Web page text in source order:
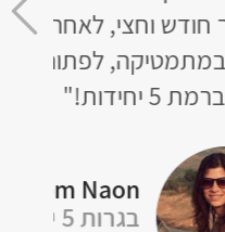
הצלחתי תוך חודש וחצי, לאחר ש-4 שנים
בגרויות
Rotem
5 יחידות